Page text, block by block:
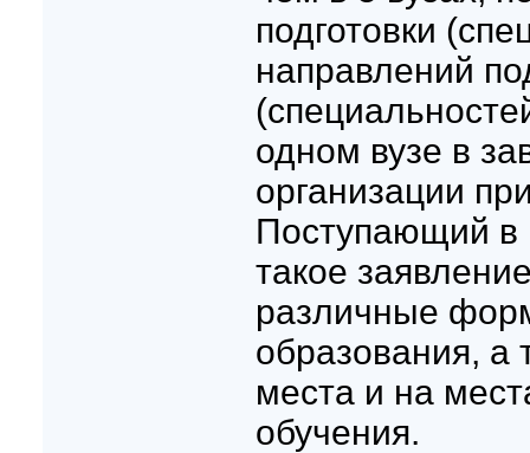
подготовки
направлений
одном вузе в
организации
Поступающий в
такое
различные
образования, а
места и на
обучения.